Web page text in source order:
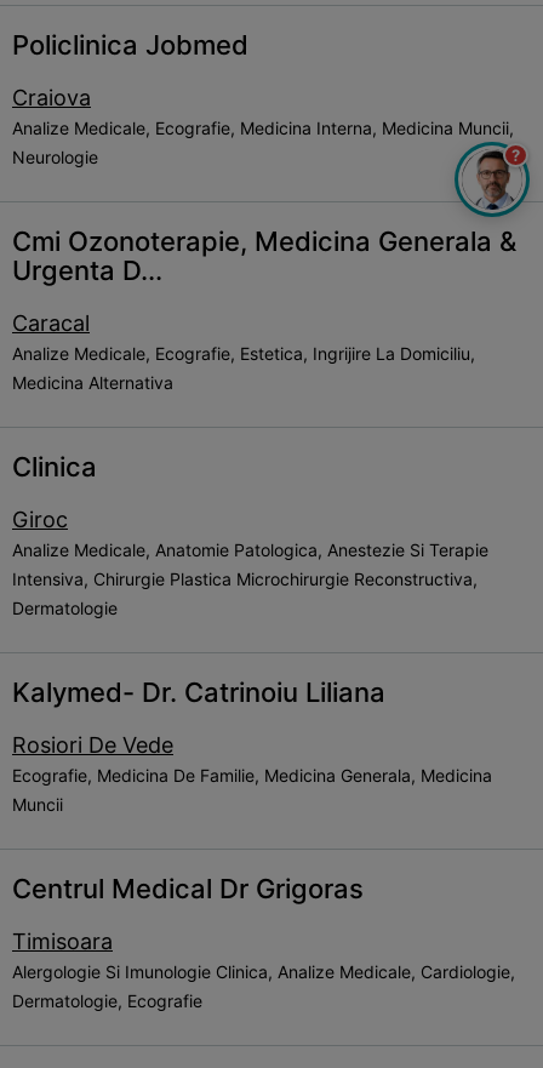
Policlinica Jobmed
Craiova
Analize Medicale, Ecografie, Medicina Interna, Medicina Muncii,
Neurologie
Cmi Ozonoterapie, Medicina Generala &
Urgenta D...
Caracal
Analize Medicale, Ecografie, Estetica, Ingrijire La Domiciliu,
Medicina Alternativa
Clinica
Giroc
Analize Medicale, Anatomie Patologica, Anestezie Si Terapie
Intensiva, Chirurgie Plastica Microchirurgie Reconstructiva,
Dermatologie
Kalymed- Dr. Catrinoiu Liliana
Rosiori De Vede
Ecografie, Medicina De Familie, Medicina Generala, Medicina
Muncii
Centrul Medical Dr Grigoras
Timisoara
Alergologie Si Imunologie Clinica, Analize Medicale, Cardiologie,
Dermatologie, Ecografie
?